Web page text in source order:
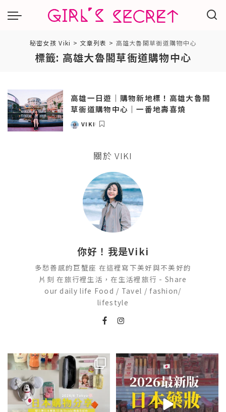
秘密女孩 Viki > 文章列表 > 高雄大魯閣草衙道購物中心
標籤: 高雄大魯閣草衙道購物中心
高雄一日遊｜購物新地標！高雄大魯閣
草衙道購物中心｜一番地壽喜燒
POSTED
VIKI
關於 VIKI
你好！我是Viki
多愁善感的巨蟹座 在這裡寫下美好與不美好的
片刻 在旅行裡生活，在生活裡旅行 - Share
our daily life Food / Tavel / fashion/
lifestyle
💭留言「免費」傳日本藥妝店/百
貨/機場/Donki/折價券給你...
201 36
2026🇯🇵日本藥妝店必買什麼
日本最近紅什麼？...
120 20